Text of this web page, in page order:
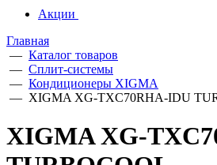
Акции
Главная
— Каталог товаров
— Сплит-системы
— Кондиционеры XIGMA
— XIGMA XG-TXC70RHA-IDU
XIGMA XG-